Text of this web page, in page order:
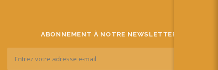
ABONNEMENT À NOTRE NEWSLETTER